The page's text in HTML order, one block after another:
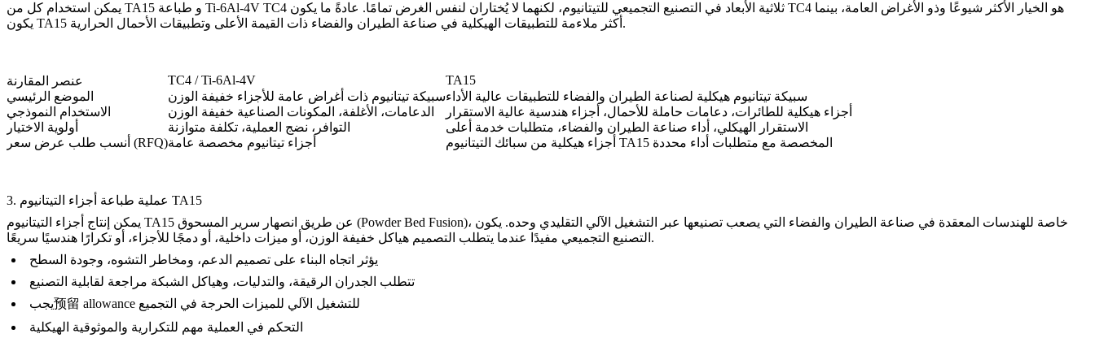
يمكن استخدام كل من TA15 و
طباعة Ti-6Al-4V TC4 ثلاثية الأبعاد في التصنيع التجميعي للتيتانيوم، لكنهما لا يُختاران لنفس الغرض تمامًا. عادةً ما يكون TC4 هو الخيار الأكثر شيوعًا وذو الأغراض العامة، بينما
يكون TA15 أكثر ملاءمة للتطبيقات الهيكلية في صناعة الطيران والفضاء ذات القيمة الأعلى وتطبيقات الأحمال الحرارية.
عنصر المقارنة TC4 / Ti-6Al-4V
TA15
الموضع الرئيسي
سبيكة تيتانيوم ذات أغراض عامة للأجزاء خفيفة الوزنسبيكة تيتانيوم هيكلية لصناعة الطيران والفضاء للتطبيقات عالية الأداء
الاستخدام النموذجي
الدعامات، الأغلفة، المكونات الصناعية خفيفة الوزن
أجزاء هيكلية للطائرات، دعامات حاملة للأحمال، أجزاء هندسية عالية الاستقرار
أولوية الاختيار
التوافر، نضج العملية، تكلفة متوازنة
الاستقرار الهيكلي، أداء صناعة الطيران والفضاء، متطلبات خدمة أعلى
أنسب طلب عرض سعر (RFQ)أجزاء تيتانيوم مخصصة عامة أجزاء هيكلية من سبائك التيتانيوم TA15 المخصصة مع متطلبات أداء محددة
3. عملية طباعة أجزاء التيتانيوم TA15
يمكن إنتاج أجزاء التيتانيوم TA15 عن طريق انصهار سرير المسحوق (Powder Bed Fusion)، خاصة للهندسات المعقدة في صناعة الطيران والفضاء التي يصعب تصنيعها عبر التشغيل الآلي التقليدي وحده. يكون
التصنيع التجميعي مفيدًا عندما يتطلب التصميم هياكل خفيفة الوزن، أو ميزات داخلية، أو دمجًا للأجزاء، أو تكرارًا هندسيًا سريعًا.
يؤثر اتجاه البناء على تصميم الدعم، ومخاطر التشوه، وجودة السطح
تتطلب الجدران الرقيقة، والتدليات، وهياكل الشبكة مراجعة لقابلية التصنيع
يجب预留 allowance للتشغيل الآلي للميزات الحرجة في التجميع
التحكم في العملية مهم للتكرارية والموثوقية الهيكلية